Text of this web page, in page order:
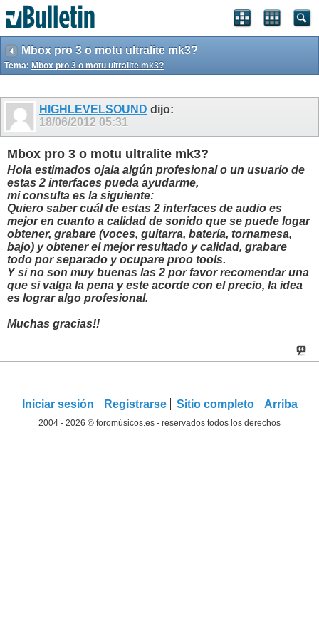
Mbox pro 3 o motu ultralite mk3?
Tema: Mbox pro 3 o motu ultralite mk3?
HIGHLEVELSOUND dijo:
18/06/2012 05:31
Mbox pro 3 o motu ultralite mk3?
Hola estimados ojala algún profesional o un usuario de
estas 2 interfaces pueda ayudarme,
mi consulta es la siguiente:
Quiero saber cuál de estas 2 interfaces de audio es
mejor en cuanto a calidad de sonido que se puede logar
obtener, grabare (voces, guitarra, batería, tornamesa,
bajo) y obtener el mejor resultado y calidad, grabare
todo por separado y ocupare proo tools.
Y si no son muy buenas las 2 por favor recomendar una
que si valga la pena y este acorde con el precio, la idea
es lograr algo profesional.
Muchas gracias!!
Iniciar sesión Registrarse Sitio completo Arriba
2004 - 2026 © foromúsicos.es - reservados todos los derechos